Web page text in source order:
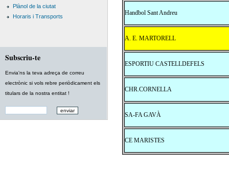
Plànol de la ciutat
Horaris i Transports
Subscriu-te
Envia'ns la teva adreça de correu
electrònic si vols rebre periòdicament els
titulars de la nostra entitat !
Handbol Sant Andreu
A. E. MARTORELL
ESPORTIU CASTELLDEFELS
CHR.CORNELLA
SA-FA GAVÀ
CE MARISTES